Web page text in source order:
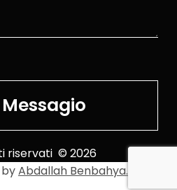
riservati © 2026
Abdallah Benbahya.